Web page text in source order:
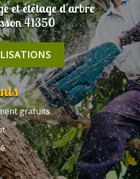
et étêtage d'arbre
41350
gratuits